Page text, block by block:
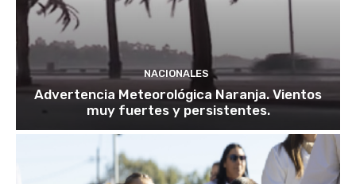
NACIONALES
Advertencia Meteorológica Naranja. Vientos
muy fuertes y persistentes.